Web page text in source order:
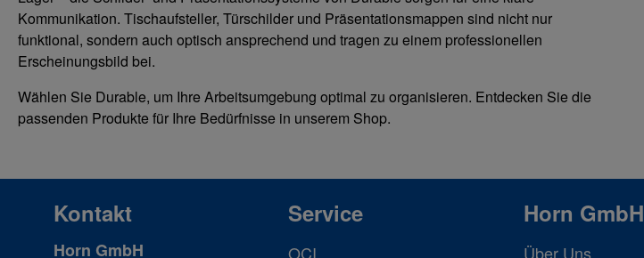
Kommunikation. Tischaufsteller, Türschilder und Präsentationsmappen sind nicht nur
funktional, sondern auch optisch ansprechend und tragen zu einem professionellen
Erscheinungsbild bei.
Wählen Sie Durable, um Ihre Arbeitsumgebung optimal zu organisieren. Entdecken Sie die
passenden Produkte für Ihre Bedürfnisse in unserem Shop.
Kontakt
Horn GmbH
Service
OCI
Horn GmbH
Über Uns